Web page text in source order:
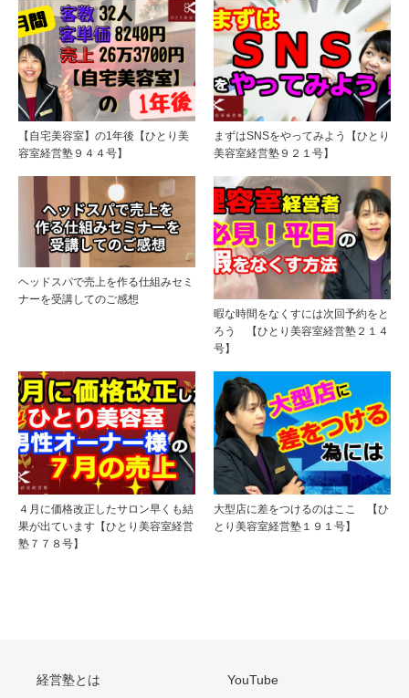
【自宅美容室】の1年後【ひとり美
容室経営塾９４４号】
まずはSNSをやってみよう【ひとり
美容室経営塾９２１号】
ヘッドスパで売上を作る仕組みセミ
ナーを受講してのご感想
暇な時間をなくすには次回予約をと
ろう 【ひとり美容室経営塾２１４
号】
４月に価格改正したサロン早くも結
果が出ています【ひとり美容室経営
塾７７８号】
大型店に差をつけるのはここ 【ひ
とり美容室経営塾１９１号】
経営塾とは YouTube